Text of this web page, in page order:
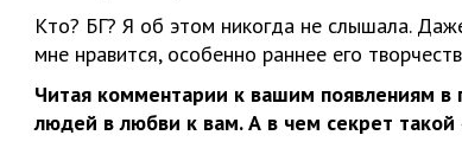
Кто? БГ? Я об этом никогда не слышала.
мне нравится, особенно раннее его
Читая комментарии к вашим появлениям в
людей в любви к вам. А в чем секрет такой